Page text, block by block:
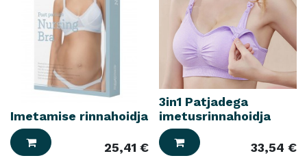
Imetamise rinnahoidja
25,41 €
3in1 Patjadega
imetusrinnahoidja
33,54 €